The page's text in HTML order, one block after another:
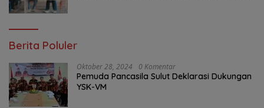
Berita Poluler
Oktober 28, 2024 0 Komentar
Pemuda Pancasila Sulut Deklarasi Dukungan
YSK-VM